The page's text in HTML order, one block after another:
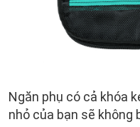
Ngăn phụ có cả khóa
nhỏ của bạn sẽ không